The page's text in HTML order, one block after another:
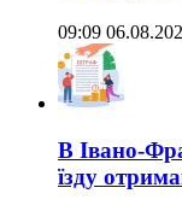
09:09
В Івано-
їзду